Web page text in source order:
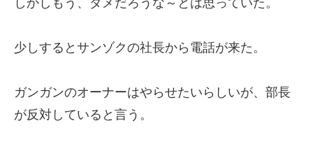
少しするとサンゾクの社長から電話が来た。
ガンガンのオーナーはやらせたいらしいが、部長
が反対していると言う。